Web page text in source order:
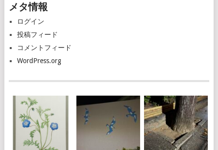
イ
メタ情報
ログイン
投稿フィード
コメントフィード
WordPress.org